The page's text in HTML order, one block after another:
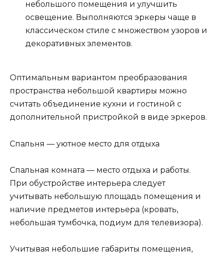
небольшого помещения и улучшить
освещение. Выполняются эркеры чаще в
классическом стиле с множеством узоров и
декоративных элементов.
Оптимальным вариантом преобразования
пространства небольшой квартиры можно
считать объединение кухни и гостиной с
дополнительной пристройкой в виде эркеров.
Спальня — уютное место для отдыха
Спальная комната — место отдыха и работы.
При обустройстве интерьера следует
учитывать небольшую площадь помещения и
наличие предметов интерьера (кровать,
небольшая тумбочка, подиум для телевизора).
Учитывая небольшие габариты помещения,